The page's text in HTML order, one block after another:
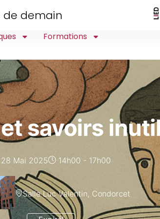
de demain
Formations
savoirs
28 Mai 2025 14h00 - 17h00
Salle Luc Valentin, Condorcet